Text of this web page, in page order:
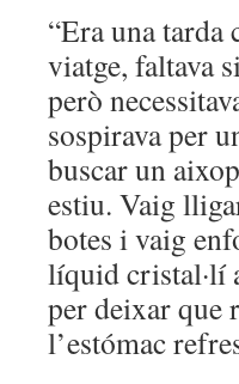
“Era una tarda
viatge, faltava
però
sospirava per
buscar un
estiu. Vaig
botes i vaig
líquid cristal·lí
per deixar que
l’estómac